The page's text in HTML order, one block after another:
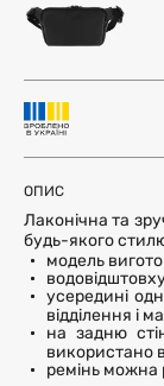
ОПИС
Лаконічна та
будь-якого
модель
усередині
відділення і
на задню
використано
ремінь можна